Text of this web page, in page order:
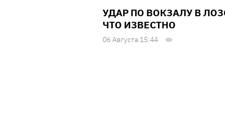
УДАР ПО ВОКЗАЛУ В
ЧТО ИЗВЕСТНО
06 Августа 15:44